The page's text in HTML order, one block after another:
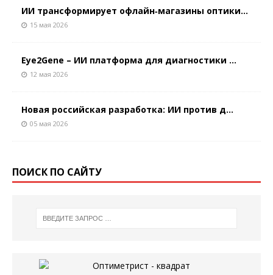
ИИ трансформирует офлайн‑магазины оптики...
15 мая 2026
Eye2Gene – ИИ платформа для диагностики ...
12 мая 2026
Новая российская разработка: ИИ против д...
05 мая 2026
ПОИСК ПО САЙТУ